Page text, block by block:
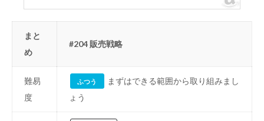
まと
め
#204 販売戦略
難易
度
ふつう
まずはできる範囲から取り組みまし
ょう